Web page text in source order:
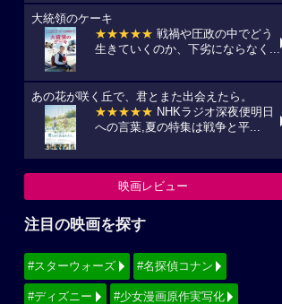
大統領のケーキ
★★★★★ 戦禍や圧政の中でどう
生きていくのか、下劣にならなく...
あの花が咲く丘で、君とまた出会えたら。
★★★★★ NHKラジオ深夜便明日
への言葉,夏の特集は戦争と平...
映画レビュー
注目の映画を探す
#スターウォーズ #名探偵コナン
#ディズニー #少女漫画原作実写化